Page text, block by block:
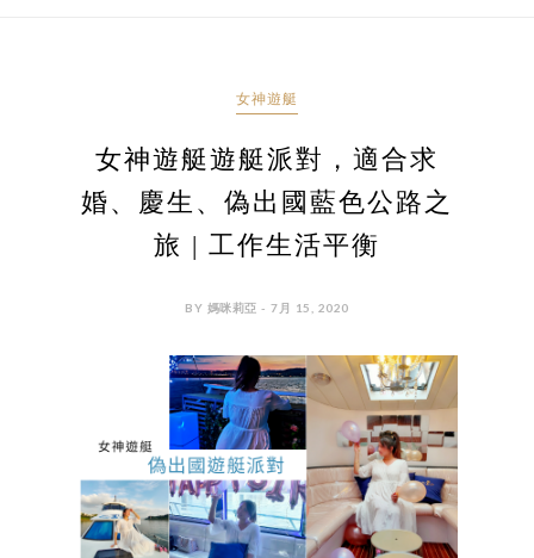
女神遊艇
女神遊艇遊艇派對，適合求
婚、慶生、偽出國藍色公路之
旅 | 工作生活平衡
BY 媽咪莉亞 - 7月 15, 2020